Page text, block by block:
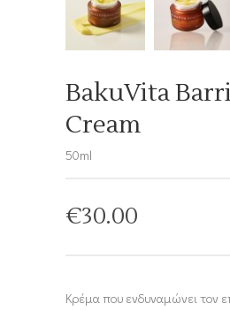
BakuVita
Cream
50ml
€30.00
Κρέμα που ενδυναμώνει τον